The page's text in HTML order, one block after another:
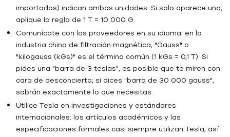
importados) indican ambas unidades. Si solo aparece una,
aplique la regla de 1 T = 10 000 G.
Comunícate con los proveedores en su idioma: en la
industria china de filtración magnética, "Gauss" o
"kilogauss (kGs)" es el término común (1 kGs = 0,1 T). Si
pides una "barra de 3 teslas", es posible que te miren con
cara de desconcierto; si dices "barra de 30 000 gauss",
sabrán exactamente lo que necesitas.
Utilice Tesla en investigaciones y estándares
internacionales: los artículos académicos y las
especificaciones formales casi siempre utilizan Tesla, así